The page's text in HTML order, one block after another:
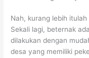
Nah, kurang lebih
Sekali lagi, beternak
dilakukan dengan
desa yang memiliki